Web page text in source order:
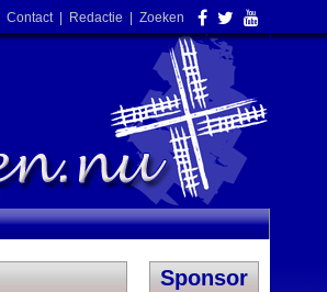
Contact| Redactie Zoeken
Sponsor